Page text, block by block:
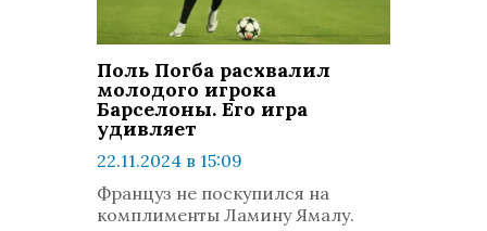
Поль Погба расхвалил
молодого игрока
Барселоны. Его игра
удивляет
22.11.2024 в 15:09
комментариев: 0
Француз не поскупился на
комплименты Ламину Ямалу.